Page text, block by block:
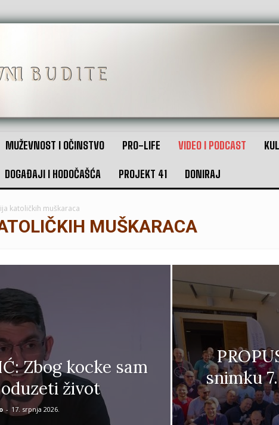
MUŽEVNOST I OČINSTVO PRO-LIFE VIDEO I PODCAST
DOGAĐAJI I HODOČAŠĆA PROJEKT 41 DONIRAJ
katoličkih muškaraca
MUŠKARACA
Zbog kocke sam
život
- 17. srpnja 2026.
snimku